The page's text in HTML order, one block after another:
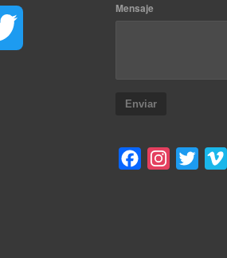
Mensaje
Enviar
FacebookInstagram
Twitter